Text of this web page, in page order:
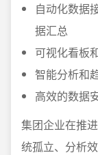
自动化数据
据汇总
可视化看板
智能分析和
高效的数据
集团企业在推
统孤立、分析